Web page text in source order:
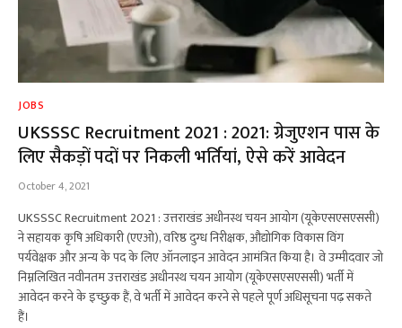
JOBS
UKSSSC Recruitment 2021 : 2021: ग्रेजुएशन पास के
लिए सैकड़ों पदों पर निकली भर्तियां, ऐसे करें आवेदन
October 4, 2021
UKSSSC Recruitment 2021 : उत्तराखंड अधीनस्थ चयन आयोग (यूकेएसएसएससी)
ने सहायक कृषि अधिकारी (एएओ), वरिष्ठ दुग्ध निरीक्षक, औद्योगिक विकास विंग
पर्यवेक्षक और अन्य के पद के लिए ऑनलाइन आवेदन आमंत्रित किया है। वे उम्मीदवार जो
निम्नलिखित नवीनतम उत्तराखंड अधीनस्थ चयन आयोग (यूकेएसएसएससी) भर्ती में
आवेदन करने के इच्छुक हैं, वे भर्ती में आवेदन करने से पहले पूर्ण अधिसूचना पढ़ सकते
हैं।